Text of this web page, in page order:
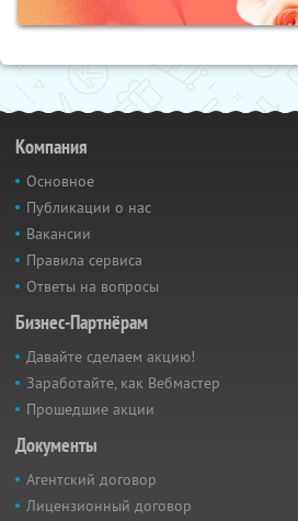
Компания
Основное
Публикации о нас
Вакансии
Правила сервиса
Ответы на вопросы
Бизнес-Партнёрам
Давайте сделаем акцию!
Заработайте, как Вебмастер
Прошедшие акции
Документы
Агентский договор
Лицензионный договор